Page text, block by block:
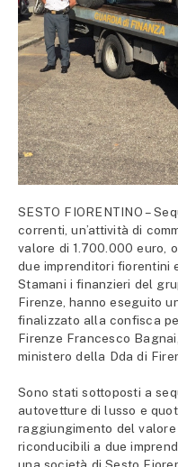
SESTO FIORENTINO –
correnti, un’attività di
valore di 1.700.000 euro,
due imprenditori fiorentini
Stamani i finanzieri del
Firenze, hanno eseguito
finalizzato alla confisca
Firenze Francesco
ministero della Dda di
Sono stati sottoposti a
autovetture di lusso e
raggiungimento del
riconducibili a due